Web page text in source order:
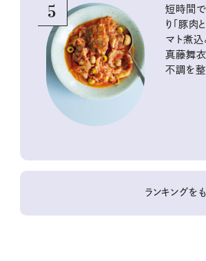
5
短時間で
り「豚肉
マト煮込
真藤舞
不調を
ランキングを